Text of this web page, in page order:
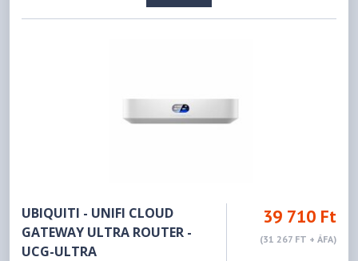
UBIQUITI - UNIFI CLOUD
GATEWAY ULTRA ROUTER -
UCG-ULTRA
39 710 Ft
(31 267 FT + ÁFA)